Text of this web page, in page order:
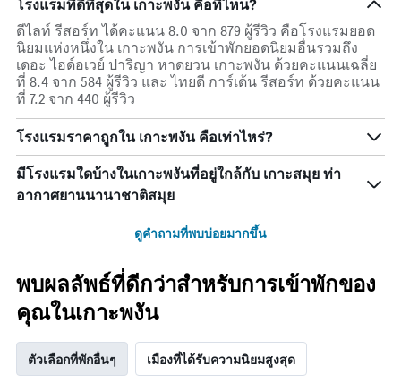
โรงแรมที่ดีที่สุดใน เกาะพงัน คือที่ไหน?
ดีไลท์ รีสอร์ท ได้คะแนน 8.0 จาก 879 ผู้รีวิว คือโรงแรมยอด
นิยมแห่งหนึ่งใน เกาะพงัน การเข้าพักยอดนิยมอื่นรวมถึง
เดอะ ไฮด์อเวย์ ปาริญา หาดยวน เกาะพงัน ด้วยคะแนนเฉลี่ย
ที่ 8.4 จาก 584 ผู้รีวิว และ ไทยดี การ์เด้น รีสอร์ท ด้วยคะแนน
ที่ 7.2 จาก 440 ผู้รีวิว
โรงแรมราคาถูกใน เกาะพงัน คือเท่าไหร่?
มีโรงแรมใดบ้างในเกาะพงันที่อยู่ใกล้กับ เกาะสมุย ท่า
อากาศยานนานาชาติสมุย
ดูคำถามที่พบบ่อยมากขึ้น
พบผลลัพธ์ที่ดีกว่าสำหรับการเข้าพักของ
คุณในเกาะพงัน
ตัวเลือกที่พักอื่นๆ เมืองที่ได้รับความนิยมสูงสุด